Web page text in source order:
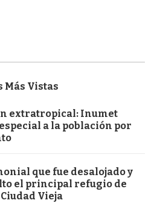
Más Vistas
extratropical: Inumet
a la población por
que fue desalojado y
el principal refugio de
Vieja